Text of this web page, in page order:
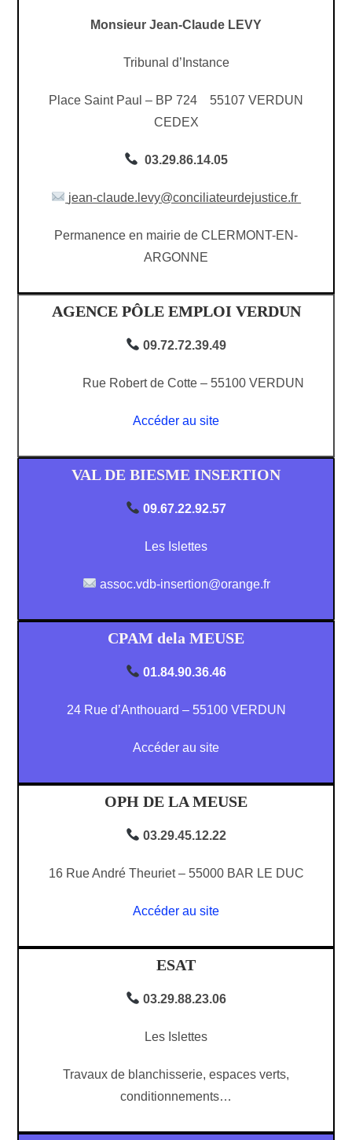
Monsieur Jean-Claude LEVY
Tribunal d’Instance
Place Saint Paul – BP 724 55107 VERDUN
CEDEX
03.29.86.14.05
jean-claude.levy@conciliateurdejustice.fr
Permanence en mairie de CLERMONT-EN-
ARGONNE
AGENCE PÔLE EMPLOI VERDUN
09.72.72.39.49
Rue Robert de Cotte – 55100 VERDUN
Accéder au site
VAL DE BIESME INSERTION
09.67.22.92.57
Les Islettes
assoc.vdb-insertion@orange.fr
CPAM dela MEUSE
01.84.90.36.46
24 Rue d’Anthouard – 55100 VERDUN
Accéder au site
OPH DE LA MEUSE
03.29.45.12.22
16 Rue André Theuriet – 55000 BAR LE DUC
Accéder au site
ESAT
03.29.88.23.06
Les Islettes
Travaux de blanchisserie, espaces verts,
conditionnements…